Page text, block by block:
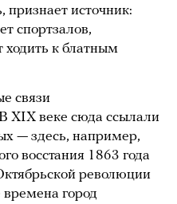
признает источник:
спортзалов,
ходить к блатным
связи
веке сюда ссылали
— здесь, например,
восстания 1863 года
революции
город